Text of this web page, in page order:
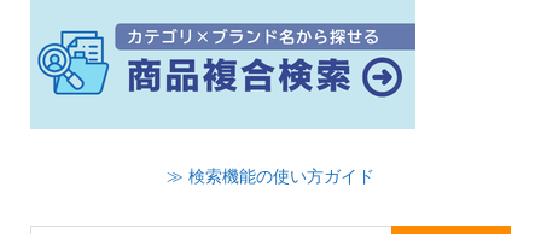
≫ 検索機能の使い方ガイド